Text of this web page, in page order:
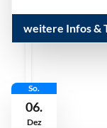
weitere Infos &
So.
06.
Dez